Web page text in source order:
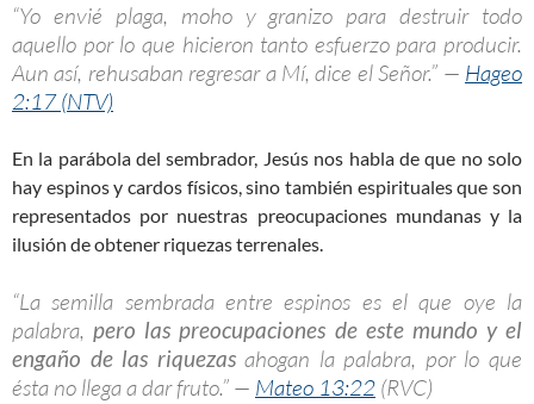
“Yo envié plaga, moho y granizo para destruir todo
aquello por lo que hicieron tanto esfuerzo para producir.
Aun así, rehusaban regresar a Mí, dice el Señor.” — Hageo
2:17 (NTV)
En la parábola del sembrador, Jesús nos habla de que no solo
hay espinos y cardos físicos, sino también espirituales que son
representados por nuestras preocupaciones mundanas y la
ilusión de obtener riquezas terrenales.
“La semilla sembrada entre espinos es el que oye la
palabra,pero las preocupaciones de este mundo y el
engaño de las riquezasahogan la palabra, por lo que
ésta no llega a dar fruto.” — Mateo 13:22 (RVC)